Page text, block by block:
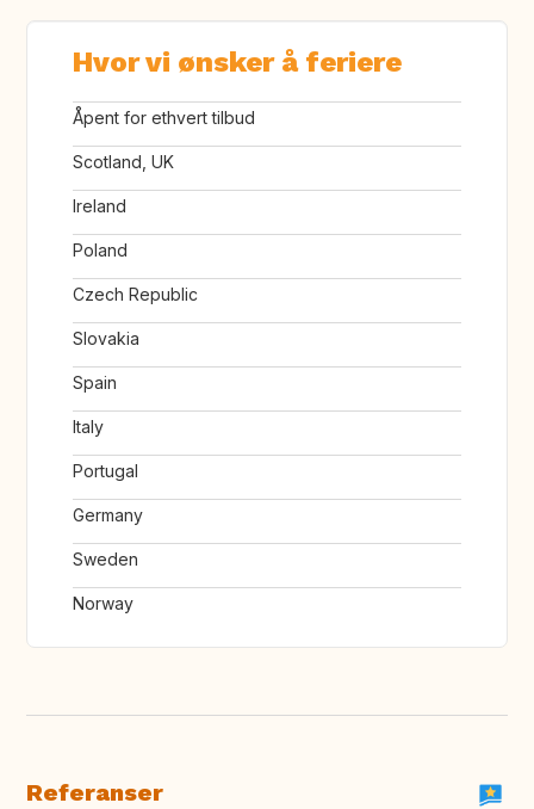
Hvor vi ønsker å feriere
Åpent for ethvert tilbud
Scotland, UK
Ireland
Poland
Czech Republic
Slovakia
Spain
Italy
Portugal
Germany
Sweden
Norway
Referanser